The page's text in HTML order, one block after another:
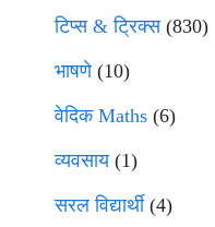
टिप्स & ट्रिक्स(830)
भाषणे(10)
वेदिक Maths (6)
व्यवसाय(1)
सरल विद्यार्थी(4)